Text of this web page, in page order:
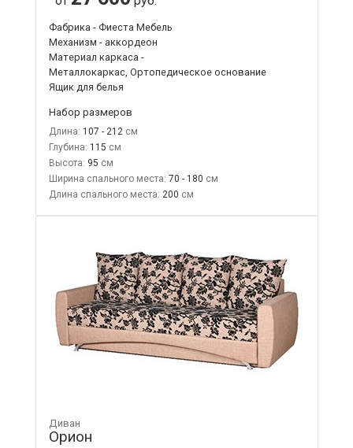
Фабрика - Фиеста Мебель
Механизм - аккордеон
Материал каркаса -
Металлокаркас, Ортопедическое основание
Ящик для белья
Набор размеров
Длина: 107 - 212
Глубина: 115
Высота: 95
Ширина спального места: 70 - 180
Длина спального места: 200
Диван
Орион